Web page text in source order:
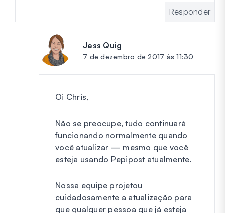
Responder
Jess Quig
7 de dezembro de 2017 às 11:30
Oi Chris,
Não se preocupe, tudo continuará
funcionando normalmente quando
você atualizar — mesmo que você
esteja usando Pepipost atualmente.
Nossa equipe projetou
cuidadosamente a atualização para
que qualquer pessoa que já esteja